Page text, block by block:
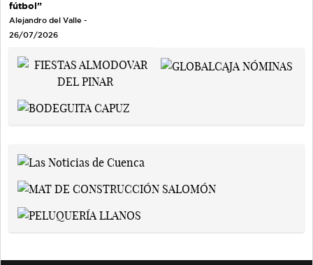
fútbol”
Alejandro del Valle -
26/07/2026